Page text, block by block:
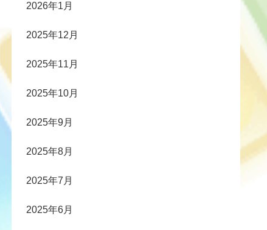
2026年1月
2025年12月
2025年11月
2025年10月
2025年9月
2025年8月
2025年7月
2025年6月